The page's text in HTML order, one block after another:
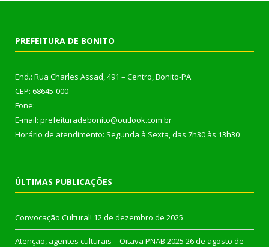
PREFEITURA DE BONITO
End.: Rua Charles Assad, 491 – Centro, Bonito-PA
CEP: 68645-000
Fone:
E-mail: prefeituradebonito@outlook.com.br
Horário de atendimento: Segunda à Sexta, das 7h30 às 13h30
ÚLTIMAS PUBLICAÇÕES
Convocação Cultural! 12 de dezembro de 2025
Atenção, agentes culturais – Oitava PNAB 2025 26 de agosto de